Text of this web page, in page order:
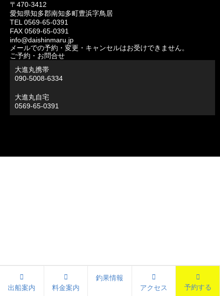
〒470-3412
愛知県知多郡南知多町豊浜字鳥居
TEL 0569-65-0391
FAX 0569-65-0391
info@daishinmaru.jp
メールでの予約・変更・キャンセルはお受けできません。
ご予約・お問合せ
大進丸携帯
090-5008-6334
大進丸自宅
0569-65-0391
出船案内 料金案内
釣果情報
アクセス
予約する